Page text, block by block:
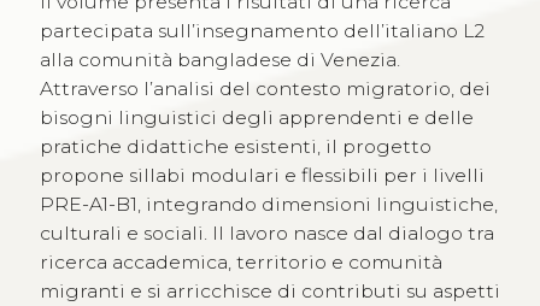
partecipata sull’insegnamento dell’italiano L2
alla comunità bangladese di Venezia.
Attraverso l’analisi del contesto migratorio, dei
bisogni linguistici degli apprendenti e delle
pratiche didattiche esistenti, il progetto
propone sillabi modulari e flessibili per i livelli
PRE-A1-B1, integrando dimensioni linguistiche,
culturali e sociali. Il lavoro nasce dal dialogo tra
ricerca accademica, territorio e comunità
migranti e si arricchisce di contributi su aspetti